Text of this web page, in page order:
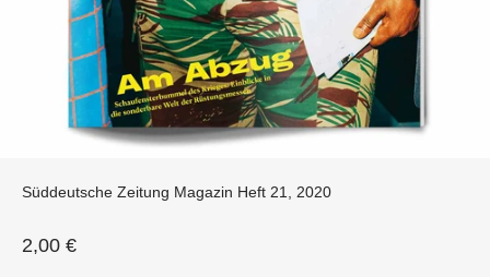
Süddeutsche Zeitung Magazin Heft 21, 2020
Angebot
2,00 €